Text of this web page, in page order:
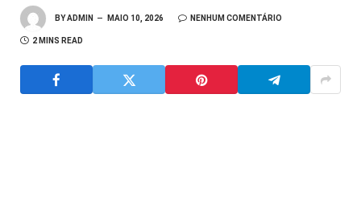
BYADMIN MAIO 10, 2026 NENHUM COMENTÁRIO
2 MINS READ